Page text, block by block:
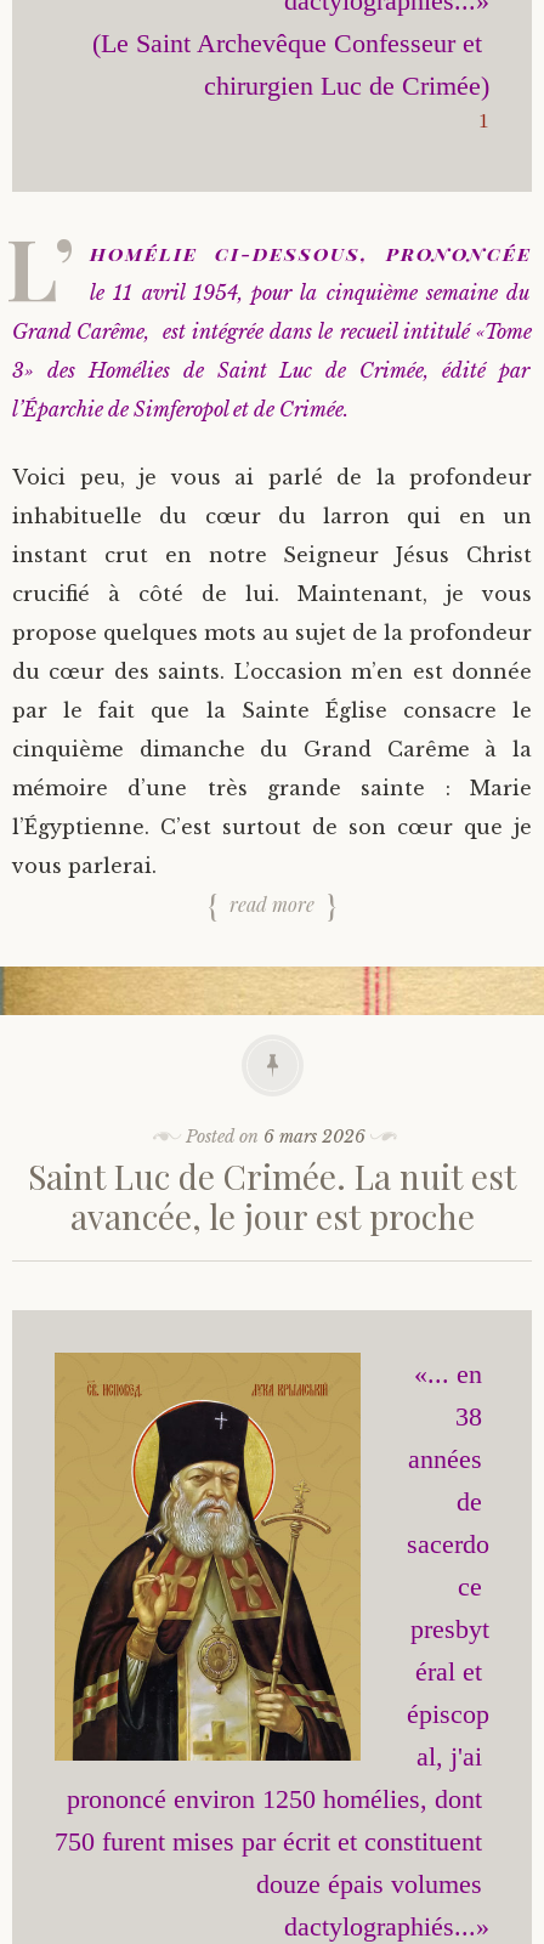
(Le Saint Archevêque Confesseur et
chirurgien Luc de Crimée)
1
L’ homélie ci-dessous, prononcée
le 11 avril 1954, pour la cinquième semaine du
Grand Carême, est intégrée dans le recueil intitulé «Tome
3» des Homélies de Saint Luc de Crimée, édité par
l’Éparchie de Simferopol et de Crimée.
Voici peu, je vous ai parlé de la profondeur
inhabituelle du cœur du larron qui en un
instant crut en notre Seigneur Jésus Christ
crucifié à côté de lui. Maintenant, je vous
propose quelques mots au sujet de la profondeur
du cœur des saints. L’occasion m’en est donnée
par le fait que la Sainte Église consacre le
cinquième dimanche du Grand Carême à la
mémoire d’une très grande sainte : Marie
l’Égyptienne. C’est surtout de son cœur que je
vous parlerai.
read more
Posted on 6 mars 2026
Saint Luc de Crimée. La nuit est
avancée, le jour est proche
«... en
38
années
de
sacerdo
ce
presbyt
éral et
épiscop
al, j'ai
prononcé environ 1250 homélies, dont
750 furent mises par écrit et constituent
douze épais volumes
dactylographiés...»